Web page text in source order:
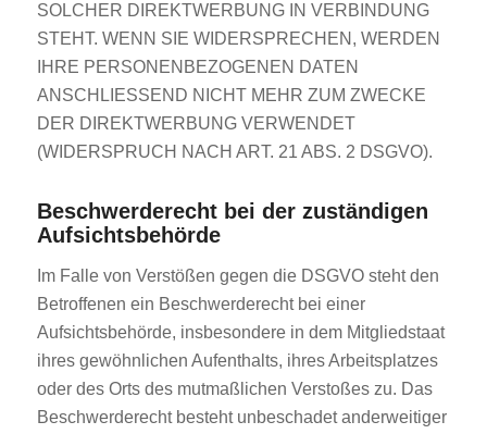
SOLCHER DIREKTWERBUNG IN VERBINDUNG
STEHT. WENN SIE WIDERSPRECHEN, WERDEN
IHRE PERSONENBEZOGENEN DATEN
ANSCHLIESSEND NICHT MEHR ZUM ZWECKE
DER DIREKTWERBUNG VERWENDET
(WIDERSPRUCH NACH ART. 21 ABS. 2 DSGVO).
Beschwerde­recht bei der zuständigen
Aufsichts­behörde
Im Falle von Verstößen gegen die DSGVO steht den
Betroffenen ein Beschwerderecht bei einer
Aufsichtsbehörde, insbesondere in dem Mitgliedstaat
ihres gewöhnlichen Aufenthalts, ihres Arbeitsplatzes
oder des Orts des mutmaßlichen Verstoßes zu. Das
Beschwerderecht besteht unbeschadet anderweitiger